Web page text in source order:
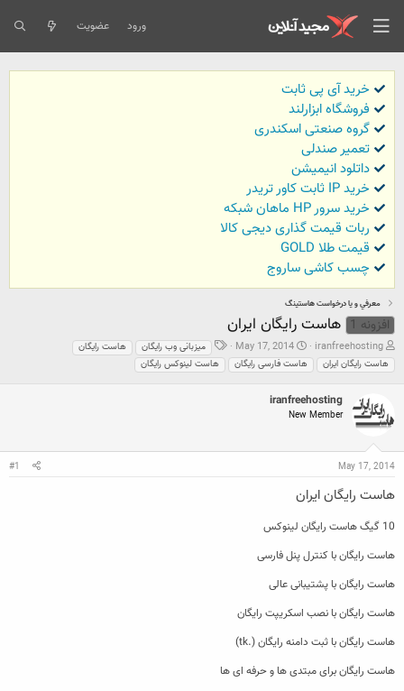
ورود عضویت
خرید آی پی ثابت
فروشگاه ابزارلند
گروه صنعتی اسکندری
تعمیر صندلی
داتلود انیمیشن
خرید IP ثابت کاور تریدر
خرید سرور HP ماهان شبکه
ربات قیمت گذاری دیجی کالا
قیمت طلا GOLD
چسب کاشی ساروج
معرفي و يا درخواست هاستينگ
افزونه 1 هاست رایگان ایران
ش
ر
و
ک
ن
ن
ه
م
ض
ع
iranfreehosting
ت
ا
ر
خ
ش
ع
May 17, 2014
ب
ر
چ
میزبانی وب رایگان
هاست رایگان
هاست رایگان ایران
هاست فارسی رایگان هاست لینوکس رایگان
iranfreehosting
New Member
May 17, 2014
#1
هاست رایگان ایران
10 گیگ هاست رایگان لینوکس
هاست رایگان با کنترل پنل فارسی
هاست رایگان با پشتیبانی عالی
هاست رایگان با نصب اسکریپت رایگان
هاست رایگان با ثبت دامنه رایگان (.tk)
هاست رایگان برای مبتدی ها و حرفه ای ها